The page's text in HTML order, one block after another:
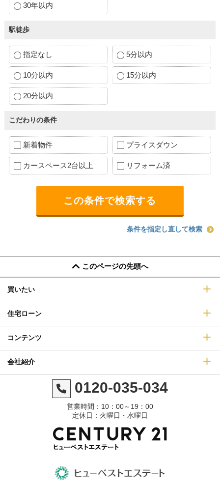
30年以内
駅徒歩
指定なし 5分以内
10分以内 15分以内
20分以内
こだわりの条件
新着物件 プライスダウン
カースペース2台以上 リフォーム済
条件を指定し直して検索
このページの先頭へ
買いたい
住宅ローン
コンテンツ
会社紹介
0120-035-034
営業時間：10：00～19：00
定休日：火曜日・水曜日